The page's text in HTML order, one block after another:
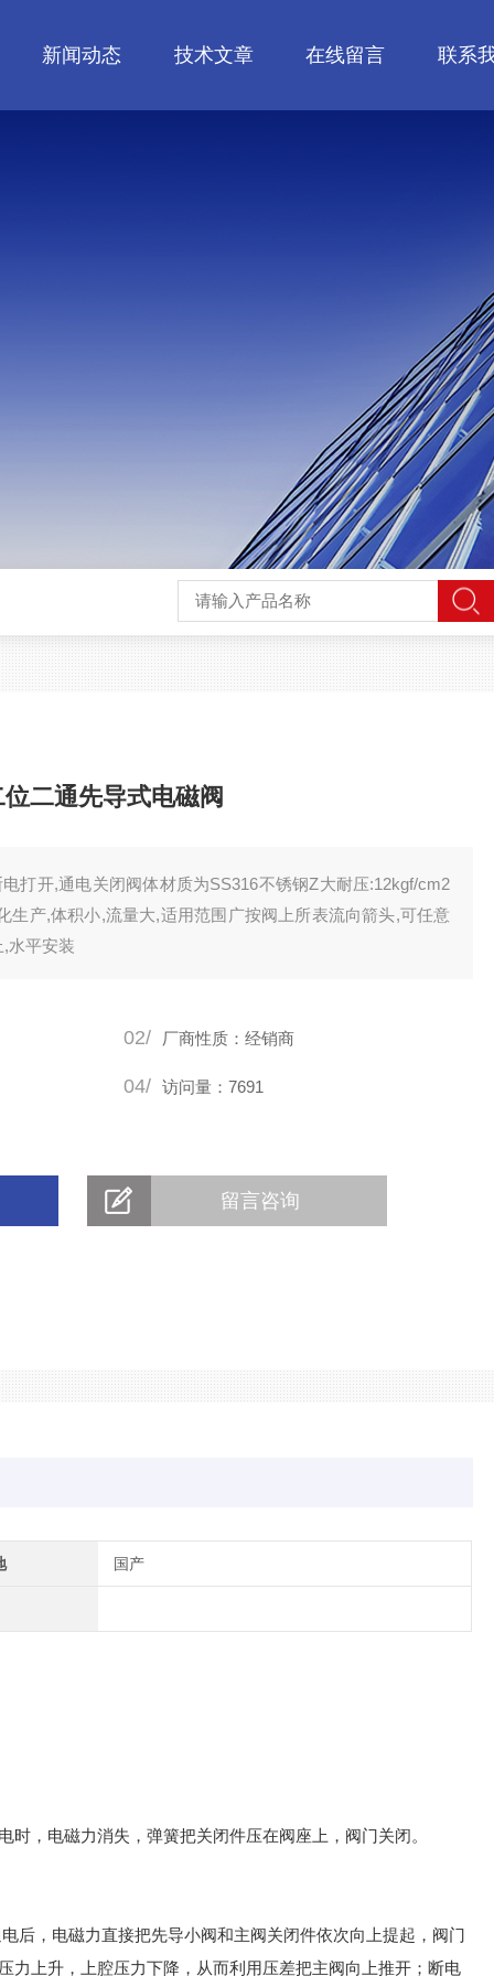
新闻动态 技术文章 在线留言 联系
二通先导式电磁阀
打开,通电关闭阀体材质为SS316不锈钢Z大耐压:12kgf/cm2
产,体积小,流量大,适用范围广按阀上所表流向箭头,可任意
水平安装
02/ 厂商性质：经销商
04/ 访问量：7691
留言咨询
国产
，电磁力消失，弹簧把关闭件压在阀座上，阀门关闭。
后，电磁力直接把先导小阀和主阀关闭件依次向上提起，阀门
力上升，上腔压力下降，从而利用压差把主阀向上推开；断电